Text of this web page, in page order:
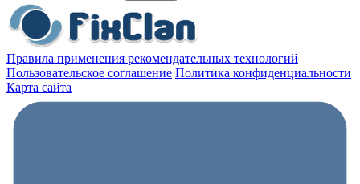
Правила применения рекомендательных технологий
Пользовательское соглашение Политика конфиденциальности
Карта сайта